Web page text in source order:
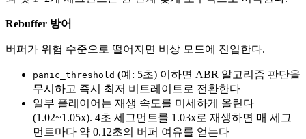
Rebuffer 방어
버퍼가 위험 수준으로 떨어지면 비상 모드에 진입한다.
panic_threshold (예: 5초) 이하면 ABR 알고리즘 판단을
무시하고 즉시 최저 비트레이트로 전환한다
일부 플레이어는 재생 속도를 미세하게 올린다
(1.02~1.05x). 4초 세그먼트를 1.03x로 재생하면 매 세그
먼트마다 약 0.12초의 버퍼 여유를 얻는다